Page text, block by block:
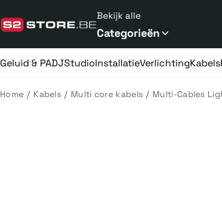
naar
de
Bekijk alle
Categorieën
Geluid & PADJStudioInstallatieVerlichtingKabels
Home / Kabels / Multi core kabels / Multi-Cables